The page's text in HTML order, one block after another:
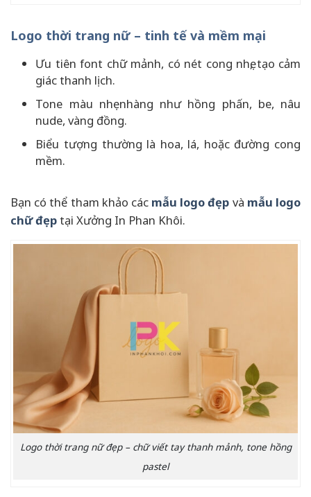
Logo thời trang nữ – tinh tế và mềm mại
Ưu tiên font chữ mảnh, có nét cong nhẹ, tạo cảm
giác thanh lịch.
Tone màu nhẹ nhàng như hồng phấn, be, nâu
nude, vàng đồng.
Biểu tượng thường là hoa, lá, hoặc đường cong
mềm.
Bạn có thể tham khảo các mẫu logo đẹp và mẫu logo
chữ đẹptại Xưởng In Phan Khôi.
Logo thời trang nữ đẹp – chữ viết tay thanh mảnh, tone hồng
pastel